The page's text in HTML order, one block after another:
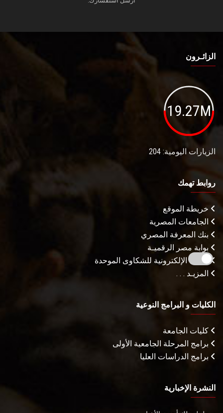
الزائـرون
19.27M
الزيارات اليومية: 204
روابط تهمك
خريطة الموقع
الجامعات المصرية
بنك المعرفة المصري
بوابة مصر الرقميـة
البوابة الإلكترونية للشكاوى الموحدة
المزيـد . . .
الكليات و البرامج النوعية
كليات الجامعة
برامج المرحلة الجامعية الأولى
برامج الدراسات العليا
النشرة الإخبارية